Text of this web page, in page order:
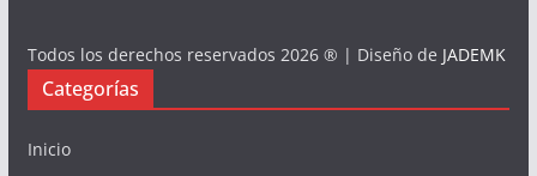
Todos los derechos reservados 2026 ® | Diseño de JADEMK
Categorías
Inicio